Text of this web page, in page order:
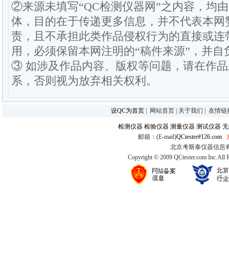
②来源未填写“QC检测仪器网”之内容，均
体，目的在于传递更多信息，并不代表本
责，且不承担此类作品侵权行为的直接或
用，必须保留本网注明的“稿件来源”，并
③ 如涉及作品内容、版权等问题，请在作
系，否则视为放弃相关权利。
设QC为首页 网站首页 关于我们 友情链
检测仪器 检验仪器 测量仪器 测试仪器
邮箱：(E-mail)QCtester#126.com
北京考斯泰仪器信息
Copyright © 2009 QCtester.com Inc.All